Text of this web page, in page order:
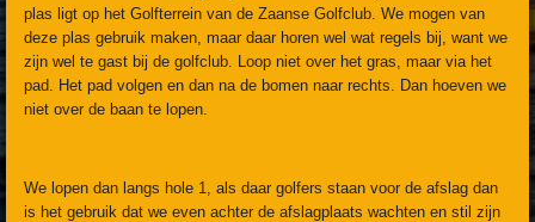
plas ligt op het Golfterrein van de Zaanse Golfclub. We mogen van
deze plas gebruik maken, maar daar horen wel wat regels bij, want we
zijn wel te gast bij de golfclub. Loop niet over het gras, maar via het
pad. Het pad volgen en dan na de bomen naar rechts. Dan hoeven we
niet over de baan te lopen.
We lopen dan langs hole 1, als daar golfers staan voor de afslag dan
is het gebruik dat we even achter de afslagplaats wachten en stil zijn